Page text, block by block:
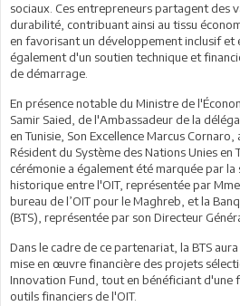
sociaux. Ces entrepreneurs partagent des
durabilité, contribuant ainsi au tissu
en favorisant un développement inclusif et
également d'un soutien technique et
de démarrage.
En présence notable du Ministre de
Samir Saied, de l'Ambassadeur de la
en Tunisie, Son Excellence Marcus
Résident du Système des Nations Unies en
cérémonie a également été marquée par
historique entre l'OIT, représentée par
bureau de l’OIT pour le Maghreb, et la
(BTS), représentée par son Directeur
Dans le cadre de ce partenariat, la BTS
mise en œuvre financière des projets
Innovation Fund, tout en bénéficiant
outils financiers de l'OIT.